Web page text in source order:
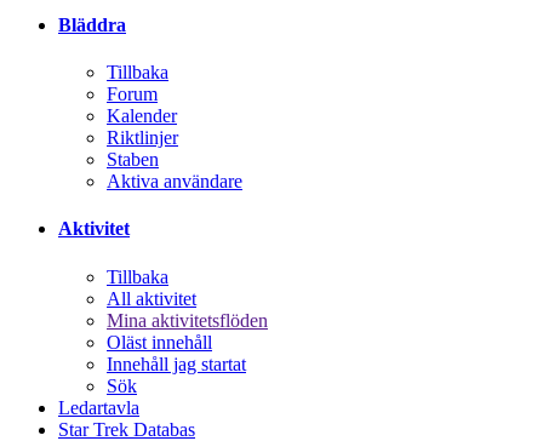
Bläddra
Tillbaka
Forum
Kalender
Riktlinjer
Staben
Aktiva användare
Aktivitet
Tillbaka
All aktivitet
Mina aktivitetsflöden
Oläst innehåll
Innehåll jag startat
Sök
Ledartavla
Star Trek Databas